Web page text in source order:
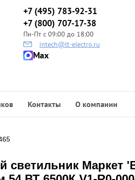
+7 (495) 783-92-31
+7 (800) 707-17-38
Пн-Пт с 09:00 до 18:00
intech@lt-electro.ru
Max
Контакты О компании
светильник Маркет